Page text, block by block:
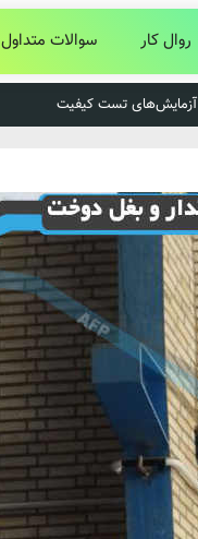
روال کار سوالات متداول
آزمایش‌های تست کیفیت